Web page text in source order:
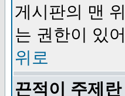
게시판의 맨
는 권한이 있
위로
끈적이 주제